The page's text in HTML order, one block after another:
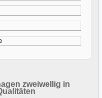
zweiwellig in